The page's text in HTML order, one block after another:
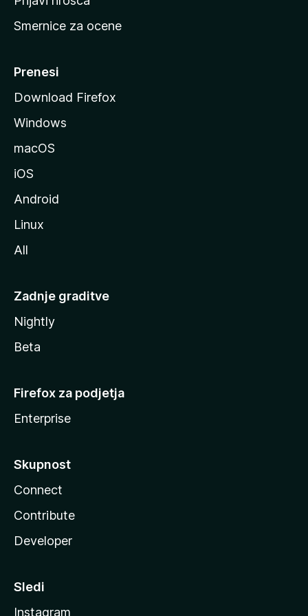
a
M
z
i
e
Smernice za ocene
Prenesi
Download Firefox
Windows
macOS
iOS
Android
Linux
All
Zadnje graditve
Nightly
Beta
Firefox za podjetja
Enterprise
Skupnost
Connect
Contribute
Developer
Sledi
Instagram